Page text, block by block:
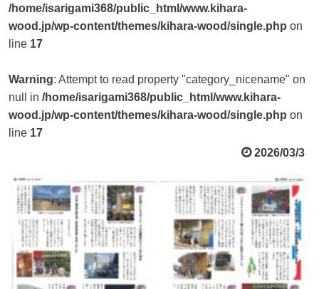
/home/isarigami368/public_html/www.kihara-
wood.jp/wp-content/themes/kihara-wood/single.php on
line 17
Warning: Attempt to read property "category_nicename" on
null in /home/isarigami368/public_html/www.kihara-
wood.jp/wp-content/themes/kihara-wood/single.php on
line 17
2026/03/3